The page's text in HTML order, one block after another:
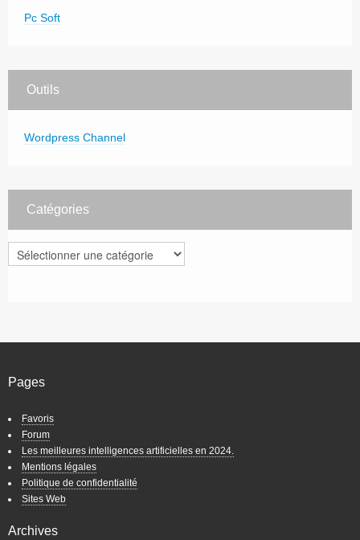
Pc Soft
Outils
Wordpress Channel
Catégories
Catégories
Pages
Favoris
Forum
Les meilleures intelligences artificielles en 2024.
Mentions légales
Politique de confidentialité
Sites Web
Archives